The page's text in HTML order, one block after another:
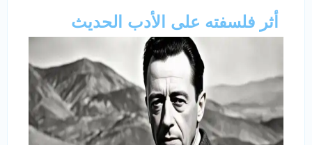
أثر فلسفته على الأدب الحديث